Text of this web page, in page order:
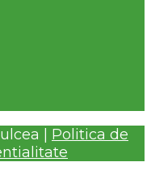
| Politica de